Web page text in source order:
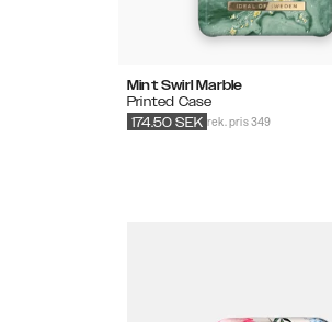
Mint Swirl Marble
Printed Case
rek. pris 349
174.50 SEK